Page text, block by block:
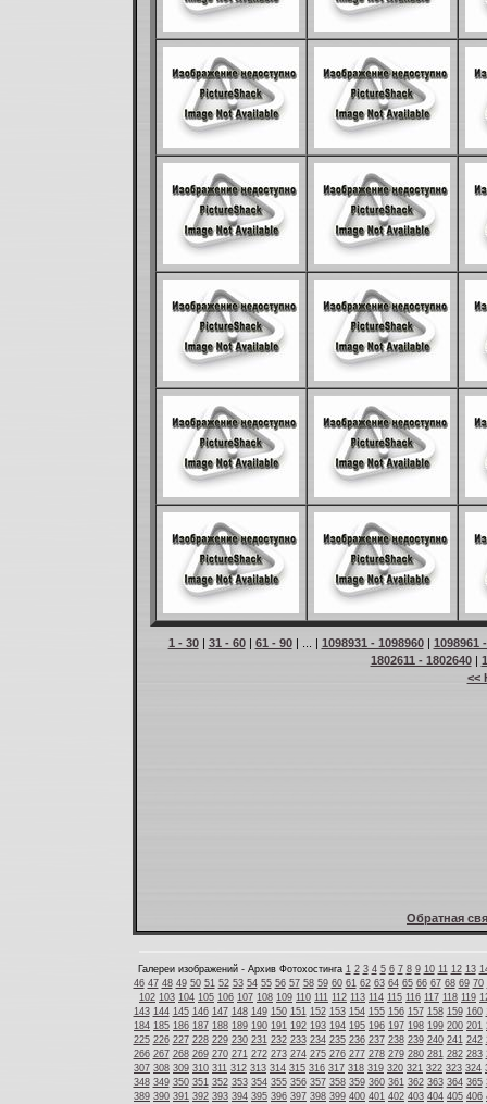
1 - 30| 31 - 60| 61 - 90| ... | 1098931 - 1098960| 1098961
1802611 - 1802640|
<<
Обратная
Галереи изображений - Архив Фотохостинга 1 2 3 4 5 6 7 8 9 10 11 12 13
46 47 48 49 50 51 52 53 54 55 56 57 58 59 60 61 62 63 64 65 66 67 68 69 70
102 103 104 105 106 107 108 109 110 111 112 113 114 115 116 117 118 119
143 144 145 146 147 148 149 150 151 152 153 154 155 156 157 158 159 160
184 185 186 187 188 189 190 191 192 193 194 195 196 197 198 199 200 201
225 226 227 228 229 230 231 232 233 234 235 236 237 238 239 240 241 242
266 267 268 269 270 271 272 273 274 275 276 277 278 279 280 281 282 283
307 308 309 310 311 312 313 314 315 316 317 318 319 320 321 322 323 324
348 349 350 351 352 353 354 355 356 357 358 359 360 361 362 363 364 365
389 390 391 392 393 394 395 396 397 398 399 400 401 402 403 404 405 406